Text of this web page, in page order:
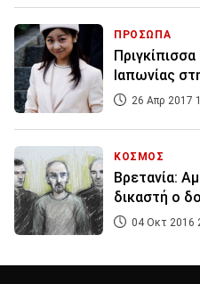
ΠΡΟΣΩΠΑ
Ιαπωνίας
26 Απρ 2017
ΚΟΣΜΟΣ
Βρετανία:
δικαστή ο
04 Οκτ 2016